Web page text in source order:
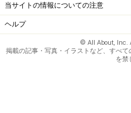
当サイトの情報についての注意
ヘルプ
© All About, Inc.
掲載の記事・写真・イラストなど、すべ
を禁